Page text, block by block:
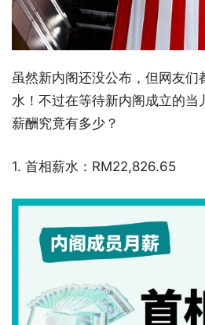
虽然新内阁还没公布，但网友们
水！不过在等待新内阁成立的当
薪酬究竟有多少？
1. 首相薪水：RM22,826.65